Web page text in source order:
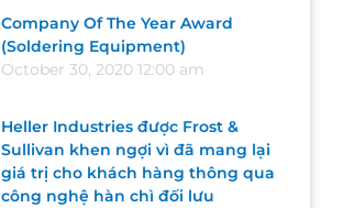
Company Of The Year Award
(Soldering Equipment)
October 30, 2020 12:00 am
Heller Industries được Frost &
Sullivan khen ngợi vì đã mang lại
giá trị cho khách hàng thông qua
công nghệ hàn chì đối lưu